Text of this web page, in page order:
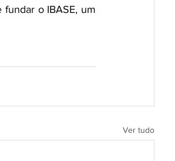
o IBASE, um
Ver tudo